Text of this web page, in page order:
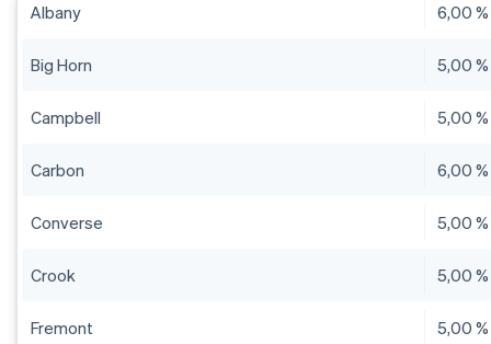
Albany 6,00 %
Big Horn 5,00 %
Campbell 5,00 %
Carbon 6,00 %
Converse 5,00 %
Crook 5,00 %
Fremont 5,00 %